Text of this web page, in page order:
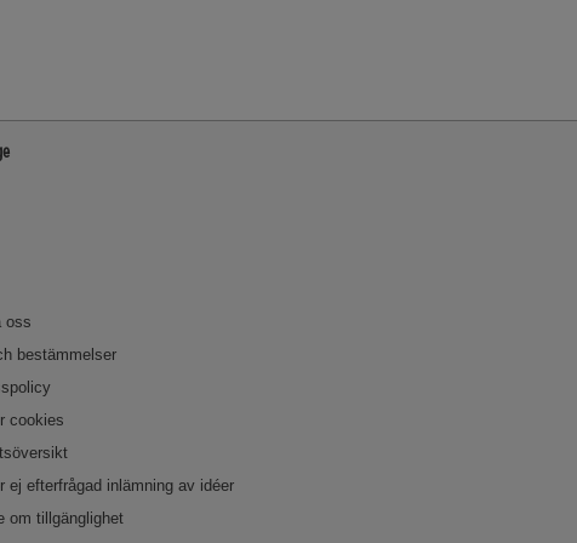
oss
bestämmelser
cookies
ej efterfrågad inlämning av idéer
om tillgänglighet